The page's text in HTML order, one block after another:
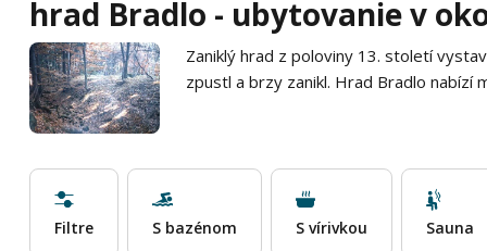
hrad Bradlo - ubytovanie v
Zaniklý hrad z poloviny 13. století
zpustl a brzy zanikl. Hrad Bradlo nabízí
Filtre S bazénom S vírivkou Sauna